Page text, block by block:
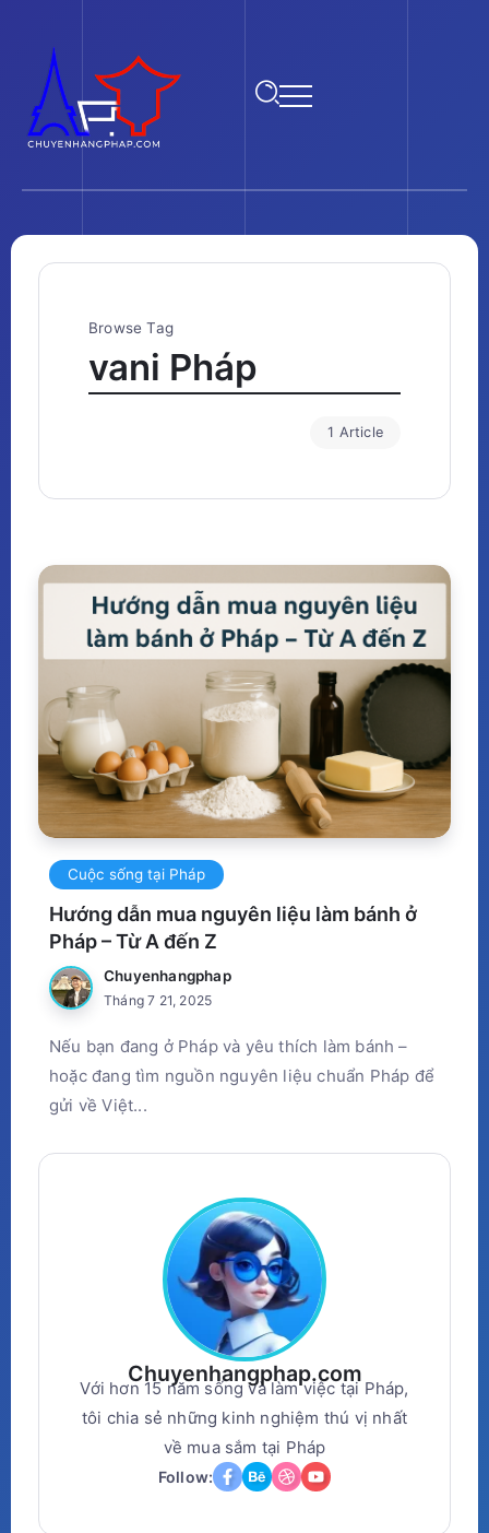
Browse Tag
vani Pháp
1 Article
Cuộc sống tại Pháp
Hướng dẫn mua nguyên liệu làm bánh ở
Pháp – Từ A đến Z
Chuyenhangphap
Tháng 7 21, 2025
Nếu bạn đang ở Pháp và yêu thích làm bánh –
hoặc đang tìm nguồn nguyên liệu chuẩn Pháp để
gửi về Việt...
Chuyenhangphap.com
Với hơn 15 năm sống và làm việc tại Pháp,
tôi chia sẻ những kinh nghiệm thú vị nhất
về mua sắm tại Pháp
Follow: